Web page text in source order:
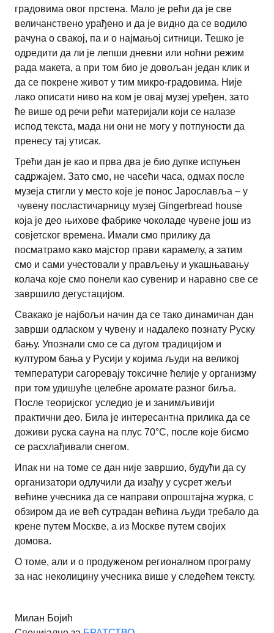
градовима овог прстена. Мало је рећи да је све
величанствено урађено и да је видно да се водило
рачуна о свакој, па и о најмањој ситници. Тешко је
одредити да ли је лепши дневни или ноћни режим
рада макета, а при том био је довољан један клик и
да се покрене живот у тим микро-градовима. Није
лако описати ниво на ком је овај музеј уређен, зато
ће више од речи рећи материјали који се налазе
испод текста, мада ни они не могу у потпуности да
пренесу тај утисак.
Трећи дан је као и прва два је био дупке испуњен
садржајем. Зато смо, не часећи часа, одмах после
музеја стигли у место које је понос Јарославља – у
чувену посластичарницу музеј Gingerbread house
која је део њихове фабрике чоколаде чувене још из
совјетског времена. Имали смо прилику да
посматрамо како мајстор прави карамелу, а затим
смо и сами учестовали у прављењу и укашњавању
колача које смо понели као сувенир и наравно све се
завршило дегустацијом.
Свакако је најбољи начин да се тако динамичан дан
заврши одласком у чувену и надалеко познату Руску
бању. Упознали смо се са дугом традицијом и
културом бања у Русији у којима људи на великој
температури сагоревају токсичне ћелије у организму
при том удишуће целебне аромате разног биља.
После теоријског уследио је и занимљивији
практични део. Била је интересантна прилика да се
доживи руска сауна на плус 70°C, после које бисмо
се расхлађивали снегом.
Ипак ни на томе се дан није завршио, будући да су
организатори одлучили да изађу у сусрет жељи
већине учесника да се направи опроштајна журка, с
обзиром да ие већ сутрадан већина људи требало да
крене путем Москве, а из Москве путем својих
домова.
О томе, али и о продуженом регионалном програму
за нас неколицину учесника више у следећем тексту.
Милан Бојић